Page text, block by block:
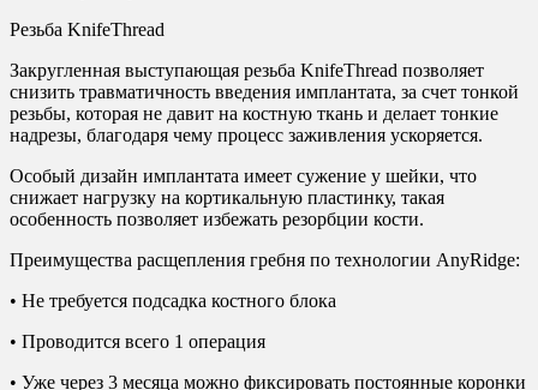
Резьба KnifeThread
Закругленная выступающая резьба KnifeThread позволяет
снизить травматичность введения имплантата, за счет тонкой
резьбы, которая не давит на костную ткань и делает тонкие
надрезы, благодаря чему процесс заживления ускоряется.
Особый дизайн имплантата имеет сужение у шейки, что
снижает нагрузку на кортикальную пластинку, такая
особенность позволяет избежать резорбции кости.
Преимущества расщепления гребня по технологии AnyRidge:
• Не требуется подсадка костного блока
• Проводится всего 1 операция
• Уже через 3 месяца можно фиксировать постоянные коронки